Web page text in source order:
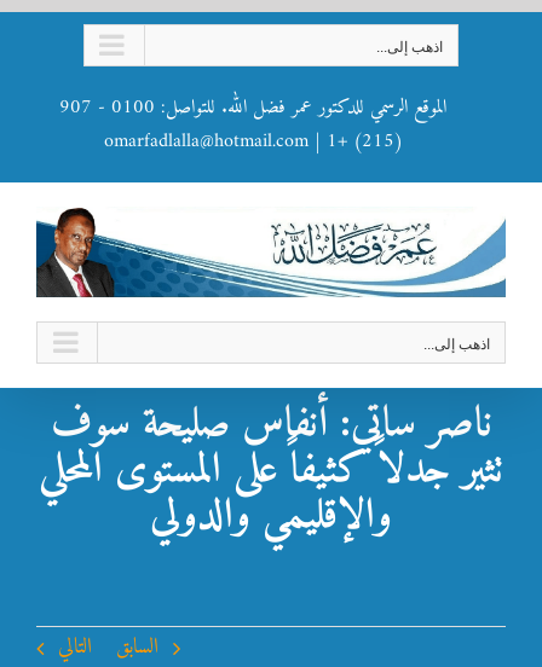
اذهب إلى...
الموقع الرسمي للدكتور عمر فضل الله. للتواصل: 0100 - 907
(215) +1
|
omarfadlalla@hotmail.com
اذهب إلى...
ناصر ساتي: أنفاس صليحة سوف
تثير جدلاً كثيفاً على المستوى المحلي
والإقليمي والدولي
السابق التالي